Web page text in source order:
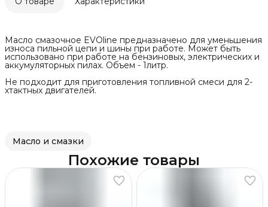
Масло смазочное EVOline предназначено для уменьшения
износа пильной цепи и шины при работе. Может быть
использовано при работе на бензиновых, электрических и
аккумуляторных пилах. Объем - 1литр.
Не подходит для приготовления топливной смеси для 2-
хтактных двигателей.
Масло и смазки
Похожие товары